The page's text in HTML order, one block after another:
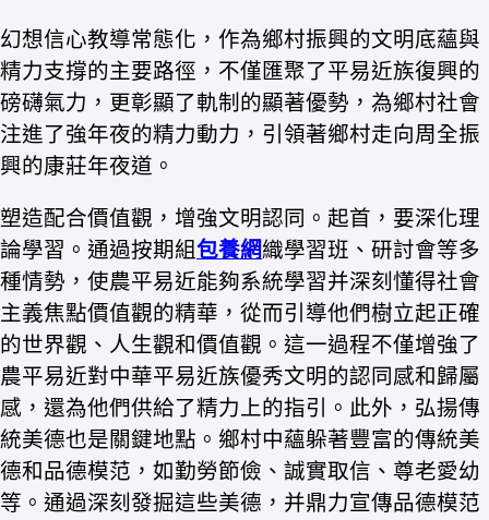
幻想信心教導常態化，作為鄉村振興的文明底蘊與
精力支撐的主要路徑，不僅匯聚了平易近族復興的
磅礴氣力，更彰顯了軌制的顯著優勢，為鄉村社會
注進了強年夜的精力動力，引領著鄉村走向周全振
興的康莊年夜道。
塑造配合價值觀，增強文明認同。起首，要深化理
論學習。通過按期組包養網織學習班、研討會等多
種情勢，使農平易近能夠系統學習并深刻懂得社會
主義焦點價值觀的精華，從而引導他們樹立起正確
的世界觀、人生觀和價值觀。這一過程不僅增強了
農平易近對中華平易近族優秀文明的認同感和歸屬
感，還為他們供給了精力上的指引。此外，弘揚傳
統美德也是關鍵地點。鄉村中蘊躲著豐富的傳統美
德和品德模范，如勤勞節儉、誠實取信、尊老愛幼
等。通過深刻發掘這些美德，并鼎力宣傳品德模范